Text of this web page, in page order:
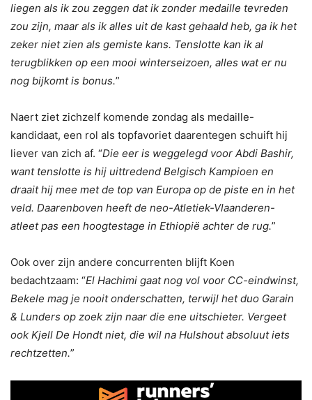
liegen als ik zou zeggen dat ik zonder medaille tevreden
zou zijn, maar als ik alles uit de kast gehaald heb, ga ik het
zeker niet zien als gemiste kans. Tenslotte kan ik al
terugblikken op een mooi winterseizoen, alles wat er nu
nog bijkomt is bonus.”
Naert ziet zichzelf komende zondag als medaille-
kandidaat, een rol als topfavoriet daarentegen schuift hij
liever van zich af. “Die eer is weggelegd voor Abdi Bashir,
want tenslotte is hij uittredend Belgisch Kampioen en
draait hij mee met de top van Europa op de piste en in het
veld. Daarenboven heeft de neo-Atletiek-Vlaanderen-
atleet pas een hoogtestage in Ethiopië achter de rug.”
Ook over zijn andere concurrenten blijft Koen
bedachtzaam: “El Hachimi gaat nog vol voor CC-eindwinst,
Bekele mag je nooit onderschatten, terwijl het duo Garain
& Lunders op zoek zijn naar die ene uitschieter. Vergeet
ook Kjell De Hondt niet, die wil na Hulshout absoluut iets
rechtzetten.”